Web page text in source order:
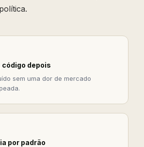
depois
sem uma dor de mercado
por padrão